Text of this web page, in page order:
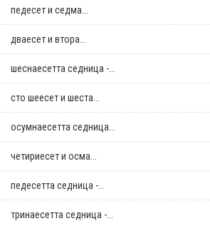
педесет и седма...
дваесет и втора...
шеснаесетта седница -...
сто шеесет и шеста...
осумнaесетта седница...
четириесет и осма...
педесетта седница -...
тринаесетта седница -...